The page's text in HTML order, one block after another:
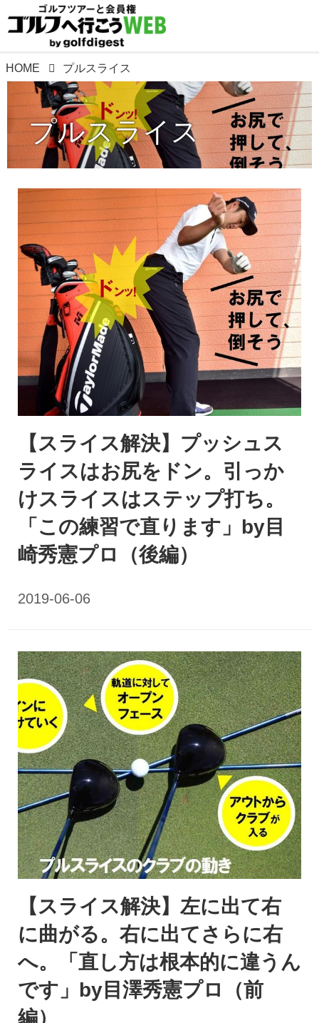
HOME プルスライス
プルスライス
【スライス解決】プッシュス
ライスはお尻をドン。引っか
けスライスはステップ打ち。
「この練習で直ります」by目
崎秀憲プロ（後編）
【スライス解決】左に出て右
に曲がる。右に出てさらに右
へ。「直し方は根本的に違うん
です」by目澤秀憲プロ（前
編）